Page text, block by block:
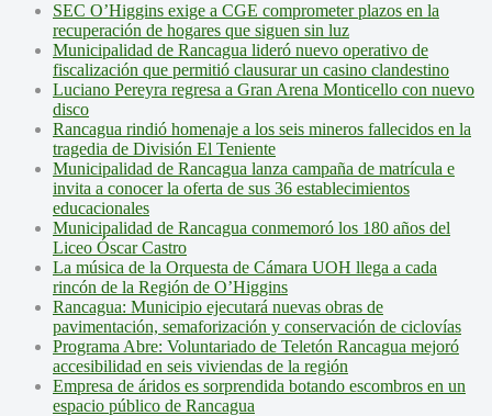
SEC O’Higgins exige a CGE comprometer plazos en la
recuperación de hogares que siguen sin luz
Municipalidad de Rancagua lideró nuevo operativo de
fiscalización que permitió clausurar un casino clandestino
Luciano Pereyra regresa a Gran Arena Monticello con nuevo
disco
Rancagua rindió homenaje a los seis mineros fallecidos en la
tragedia de División El Teniente
Municipalidad de Rancagua lanza campaña de matrícula e
invita a conocer la oferta de sus 36 establecimientos
educacionales
Municipalidad de Rancagua conmemoró los 180 años del
Liceo Óscar Castro
La música de la Orquesta de Cámara UOH llega a cada
rincón de la Región de O’Higgins
Rancagua: Municipio ejecutará nuevas obras de
pavimentación, semaforización y conservación de ciclovías
Programa Abre: Voluntariado de Teletón Rancagua mejoró
accesibilidad en seis viviendas de la región
Empresa de áridos es sorprendida botando escombros en un
espacio público de Rancagua